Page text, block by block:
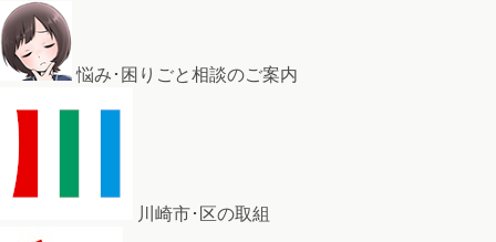
悩み･困りごと相談のご案内
川崎市･区の取組